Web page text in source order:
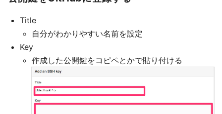
Title
自分がわかりやすい名前を設定
Key
作成した公開鍵をコピペとかで貼り付ける